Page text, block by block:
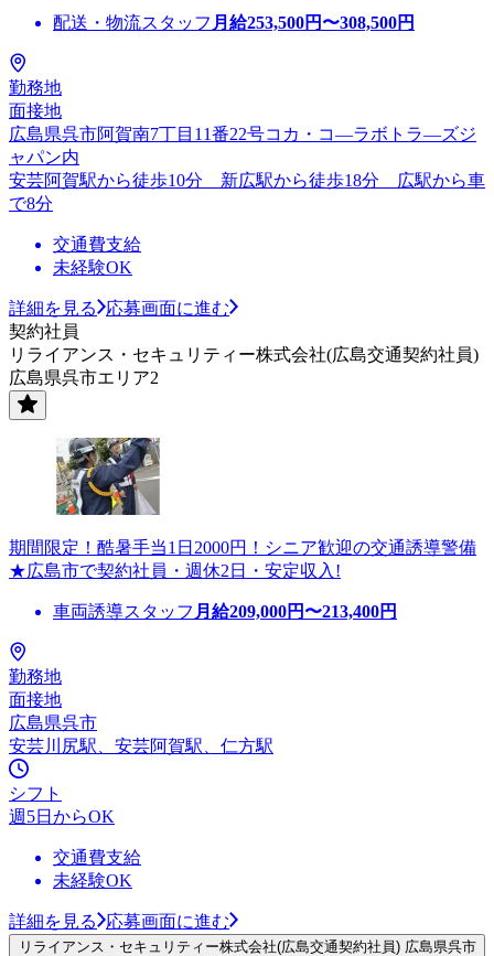
配送・物流スタッフ 月給253,500円〜308,500円
勤務地
面接地
広島県呉市阿賀南7丁目11番22号コカ・コ―ラボトラ―ズジ
ャパン内
安芸阿賀駅から徒歩10分 新広駅から徒歩18分 広駅から車
で8分
交通費支給
未経験OK
詳細を見る
応募画面に進む
契約社員
リライアンス・セキュリティー株式会社(広島交通契約社員)
広島県呉市エリア2
期間限定！酷暑手当1日2000円！シニア歓迎の交通誘導警備
★広島市で契約社員・週休2日・安定収入!
車両誘導スタッフ 月給209,000円〜213,400円
勤務地
面接地
広島県呉市
安芸川尻駅、安芸阿賀駅、仁方駅
シフト
週5日からOK
交通費支給
未経験OK
詳細を見る 応募画面に進む
リライアンス・セキュリティー株式会社(広島交通契約社員) 広島県呉市